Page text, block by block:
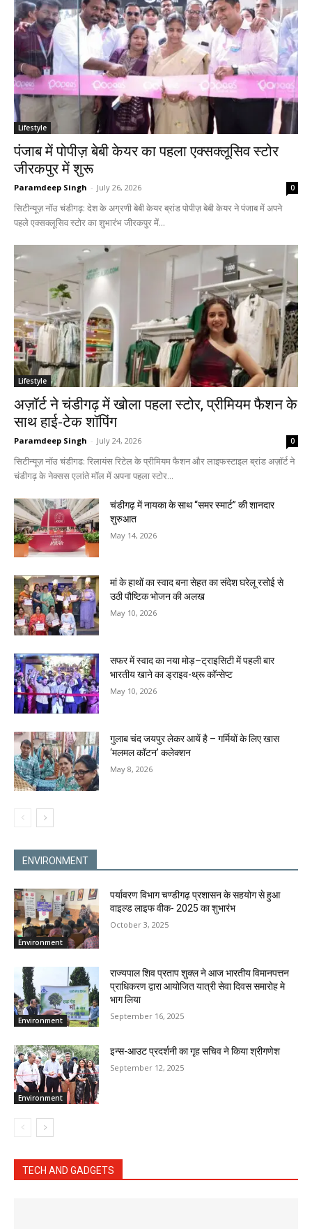
Lifestyle
पंजाब में पोपीज़ बेबी केयर का पहला एक्सक्लूसिव स्टोर
जीरकपुर में शुरू
Paramdeep Singh - July 26, 2026 0
सिटीन्यूज़ नॉउ चंडीगढ़: देश के अग्रणी बेबी केयर ब्रांड पोपीज़ बेबी केयर ने पंजाब में अपने
पहले एक्सक्लूसिव स्टोर का शुभारंभ जीरकपुर में...
Lifestyle
अज़ॉर्ट ने चंडीगढ़ में खोला पहला स्टोर, प्रीमियम फैशन के
साथ हाई-टेक शॉपिंग
Paramdeep Singh - July 24, 2026 0
सिटीन्यूज़ नॉउ चंडीगढ: रिलायंस रिटेल के प्रीमियम फैशन और लाइफस्टाइल ब्रांड अज़ॉर्ट ने
चंडीगढ़ के नेक्सस एलांते मॉल में अपना पहला स्टोर...
चंडीगढ़ में नायका के साथ “समर स्मार्ट” की शानदार
शुरुआत
May 14, 2026
मां के हाथों का स्वाद बना सेहत का संदेश घरेलू रसोई से
उठी पौष्टिक भोजन की अलख
May 10, 2026
सफर में स्वाद का नया मोड़–ट्राइसिटी में पहली बार
भारतीय खाने का ड्राइव-थ्रू कॉन्सेप्ट
May 10, 2026
गुलाब चंद जयपुर लेकर आयें है – गर्मियों के लिए खास
‘मलमल कॉटन’ कलेक्शन
May 8, 2026
ENVIRONMENT
Environment
पर्यावरण विभाग चण्डीगढ़ प्रशासन के सहयोग से हुआ
वाइल्ड लाइफ वीक- 2025 का शुभारंभ
October 3, 2025
Environment
राज्यपाल शिव प्रताप शुक्ल ने आज भारतीय विमानपत्तन
प्राधिकरण द्वारा आयोजित यात्री सेवा दिवस समारोह मे
भाग लिया
September 16, 2025
Environment
इन्स-आउट प्रदर्शनी का गृह सचिव ने किया श्रीगणेश
September 12, 2025
TECH AND GADGETS